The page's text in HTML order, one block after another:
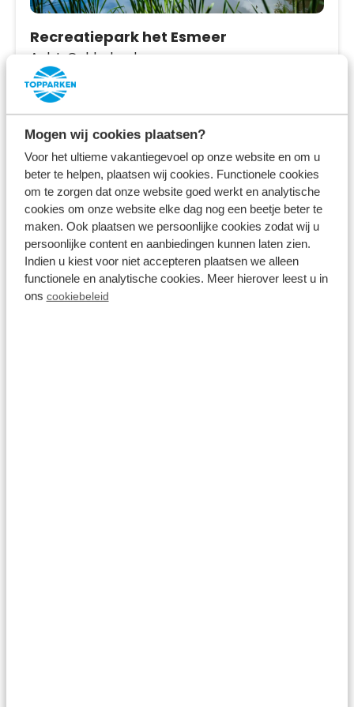
Mogen wij cookies plaatsen?
Voor het ultieme vakantiegevoel op onze website en om u
beter te helpen, plaatsen wij cookies. Functionele cookies
om te zorgen dat onze website goed werkt en analytische
cookies om onze website elke dag nog een beetje beter te
maken. Ook plaatsen we persoonlijke cookies zodat wij u
persoonlijke content en aanbiedingen kunnen laten zien.
Indien u kiest voor niet accepteren plaatsen we alleen
functionele en analytische cookies. Meer hierover leest u in
ons cookiebeleid
Recreatiepark het Esmeer
Aalst, Gelderland
8.0
Einzigartige Lage; zwischen dem Esmeer-
See und der Maas
Direkt neben einem großen Spielplatz und
Erholungsgebiet gelegen
In der Nähe des Nationalparks Biesbosch
Mo 10. August - Fr 14. August
4 Nächte
2 Gäste
Ab: